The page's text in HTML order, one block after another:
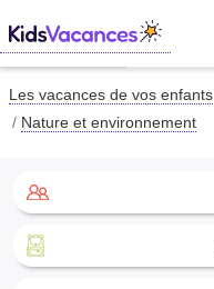
Les vacances de vos enfants
Nature et environnement